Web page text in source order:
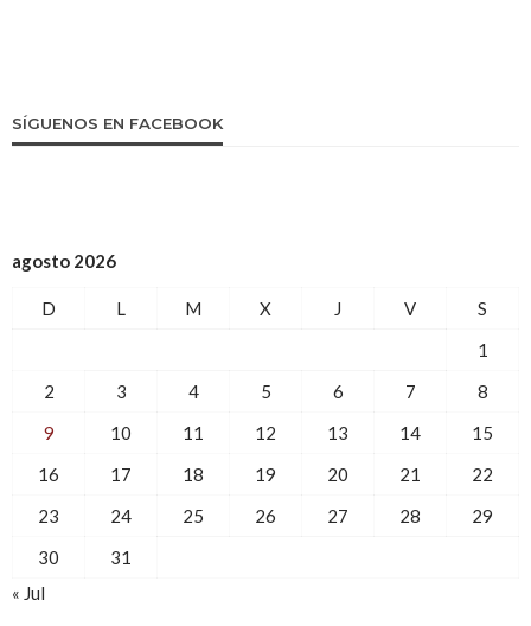
SÍGUENOS EN FACEBOOK
agosto 2026
D L M X J V
S
1
2
3 4 5 6 7
8
9
10 11 12 13 14
15
16
17 18 19 20 21
22
23
24 25 26 27 28
29
30
31
« Jul